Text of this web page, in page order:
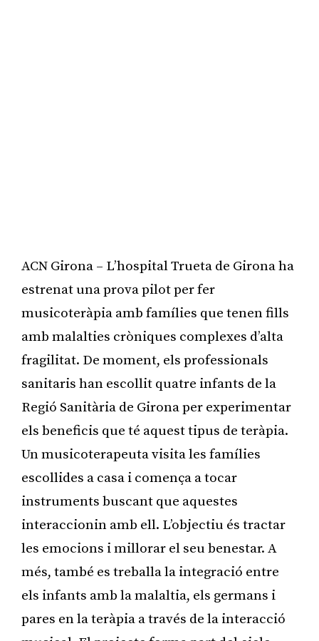
ACN Girona – L’hospital Trueta de Girona ha
estrenat una prova pilot per fer
musicoteràpia amb famílies que tenen fills
amb malalties cròniques complexes d’alta
fragilitat. De moment, els professionals
sanitaris han escollit quatre infants de la
Regió Sanitària de Girona per experimentar
els beneficis que té aquest tipus de teràpia.
Un musicoterapeuta visita les famílies
escollides a casa i comença a tocar
instruments buscant que aquestes
interaccionin amb ell. L’objectiu és tractar
les emocions i millorar el seu benestar. A
més, també es treballa la integració entre
els infants amb la malaltia, els germans i
pares en la teràpia a través de la interacció